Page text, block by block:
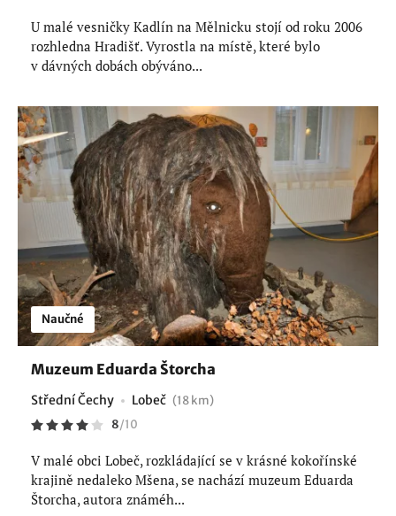
U malé vesničky Kadlín na Mělnicku stojí od roku 2006
rozhledna Hradišť. Vyrostla na místě, které bylo
v dávných dobách obýváno...
Naučné
Muzeum Eduarda Štorcha
Střední Čechy Lobeč (18 km)
8/10
V malé obci Lobeč, rozkládající se v krásné kokořínské
krajině nedaleko Mšena, se nachází muzeum Eduarda
Štorcha, autora známéh...